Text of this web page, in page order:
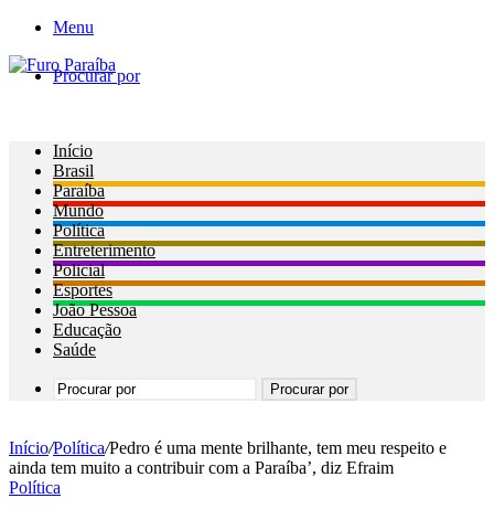
Menu
Procurar por
Início
Brasil
Paraíba
Mundo
Política
Entreterimento
Policial
Esportes
João Pessoa
Educação
Saúde
Procurar por
Início/Política/Pedro é uma mente brilhante, tem meu respeito e
ainda tem muito a contribuir com a Paraíba’, diz Efraim
Política